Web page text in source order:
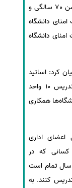
دانشگاه‌ها تدریس کنند به شرط آنکه بعد از سن 70 سالگی و
دانشگاه
دانشگاه
کرد: اساتید
بازنشسته علوم پزشکی می‌توانند تا سقف تدریس 10 واحد
همکاری
اعضای اداری
کسانی که در
پست‌های اجرایی مشغول فعالیت هستند 30 سال تمام است
تدریس کنند. به